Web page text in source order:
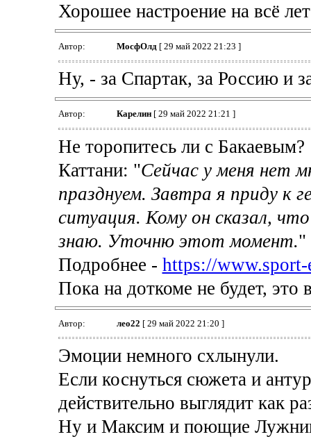
Хорошее настроение на всё
Автор: МосфОлд[ 29 май 2022 21:23 ]
Ну, - за Спартак, за Россию и
Автор: Карелин[ 29 май 2022 21:21 ]
Не торопитесь ли с Бакаевым?
Каттани: "Сейчас у меня нет
празднуем. Завтра я приду к
ситуация. Кому он сказал,
знаю. Уточню этот момент."
Подробнее - https://
Пока на доткоме не будет, это
Автор: лео22 [ 29 май 2022 21:20 ]
Эмоции немного схлынули.
Если коснуться сюжета и
действительно выглядит как
Ну и Максим и поющие